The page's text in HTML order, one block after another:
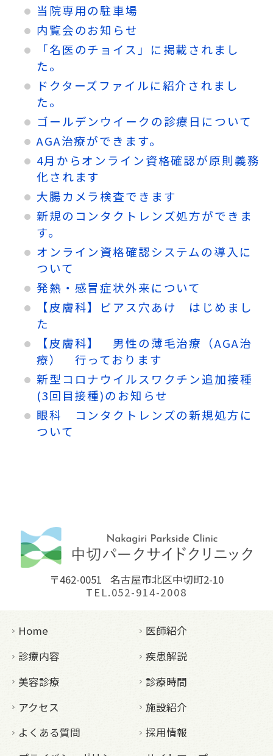
当院専用の駐車場
内覧会のお知らせ
「名医のチョイス」に掲載されまし
た。
ドクターズファイルに紹介されまし
た。
ゴールデンウイークの診療日について
AGA治療ができます。
4月からオンライン資格確認が原則義務
化されます
大腸カメラ検査できます
新規のコンタクトレンズ処方ができま
す。
オンライン資格確認システムの導入に
ついて
発熱・感冒症状外来について
【皮膚科】ピアス穴あけ はじめまし
た
【皮膚科】 男性の薄毛治療（AGA治
療） 行っております
新型コロナウイルスワクチン追加接種
(3回目接種)のお知らせ
眼科 コンタクトレンズの新規処方に
ついて
〒462-0051
名古屋市北区中切町2-10
TEL.052-914-2008
Home
医師紹介
診療内容
疾患解説
美容診療
診療時間
アクセス
施設紹介
よくある質問
採用情報